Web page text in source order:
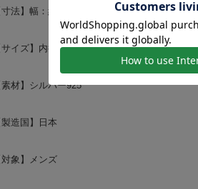
寸法】幅：約3.9mm
サイズ】内径 約14cm+開口部 約3cm
素材】シルバー925
製造国】日本
対象】メンズ